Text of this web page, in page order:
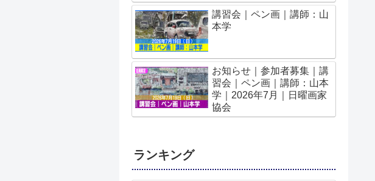
講習会｜ペン画｜講師：山
本学
お知らせ｜参加者募集｜講
習会｜ペン画｜講師：山本
学｜2026年7月｜日曜画家
協会
ランキング